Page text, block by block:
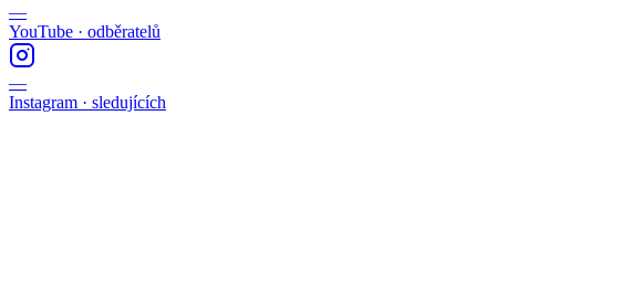
—
YouTube · odběratelů
—
Instagram · sledujících